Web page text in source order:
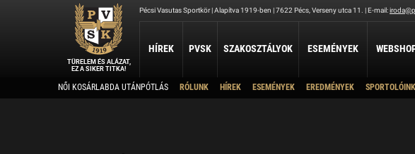
Pécsi Vasutas Sportkör | Alapítva 1919-ben | 7622 Pécs, Verseny utca 11. | E-mail:
HÍREK PVSK
Kapcsolat
SZAKOSZTÁLYOK
ATLÉTIKA
JUDO
KOSÁRLABDA
LABDARÚGÁS
ESEMÉNYEK
NŐI KOSÁRLABDA UTÁNPÓTLÁS RÓLUNK HÍREK ESEMÉNYEK EREDMÉNYEK SPORTOLÓINK
TÜRELEM ÉS ALÁZAT,
EZ A SIKER TITKA!